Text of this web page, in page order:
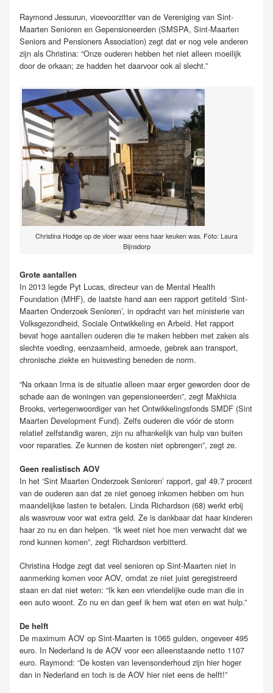
Raymond Jessurun, vicevoorzitter van de Vereniging van Sint-
Maarten Senioren en Gepensioneerden (SMSPA, Sint-Maarten
Seniors and Pensioners Association) zegt dat er nog vele anderen
zijn als Christina: “Onze ouderen hebben het niet alleen moeilijk
door de orkaan; ze hadden het daarvoor ook al slecht.”
Christina Hodge op de vloer waar eens haar keuken was. Foto: Laura
Bijnsdorp
Grote aantallen
In 2013 legde Pyt Lucas, directeur van de Mental Health
Foundation (MHF), de laatste hand aan een rapport getiteld ‘Sint-
Maarten Onderzoek Senioren’, in opdracht van het ministerie van
Volksgezondheid, Sociale Ontwikkeling en Arbeid. Het rapport
bevat hoge aantallen ouderen die te maken hebben met zaken als
slechte voeding, eenzaamheid, armoede, gebrek aan transport,
chronische ziekte en huisvesting beneden de norm.
“Na orkaan Irma is de situatie alleen maar erger geworden door de
schade aan de woningen van gepensioneerden”, zegt Makhicia
Brooks, vertegenwoordiger van het Ontwikkelingsfonds SMDF (Sint
Maarten Development Fund). Zelfs ouderen die vóór de storm
relatief zelfstandig waren, zijn nu afhankelijk van hulp van buiten
voor reparaties. Ze kunnen de kosten niet opbrengen”, zegt ze.
Geen realistisch AOV
In het ‘Sint Maarten Onderzoek Senioren’ rapport, gaf 49.7 procent
van de ouderen aan dat ze niet genoeg inkomen hebben om hun
maandelijkse lasten te betalen. Linda Richardson (68) werkt erbij
als wasvrouw voor wat extra geld. Ze is dankbaar dat haar kinderen
haar zo nu en dan helpen. “Ik weet niet hoe men verwacht dat we
rond kunnen komen”, zegt Richardson verbitterd.
Christina Hodge zegt dat veel senioren op Sint-Maarten niet in
aanmerking komen voor AOV, omdat ze niet juist geregistreerd
staan en dat niet weten: “Ik ken een vriendelijke oude man die in
een auto woont. Zo nu en dan geef ik hem wat eten en wat hulp.”
De helft
De maximum AOV op Sint-Maarten is 1065 gulden, ongeveer 495
euro. In Nederland is de AOV voor een alleenstaande netto 1107
euro. Raymond: “De kosten van levensonderhoud zijn hier hoger
dan in Nederland en toch is de AOV hier niet eens de helft!”